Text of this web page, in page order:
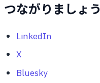
つながりましょう
LinkedIn
X
Bluesky